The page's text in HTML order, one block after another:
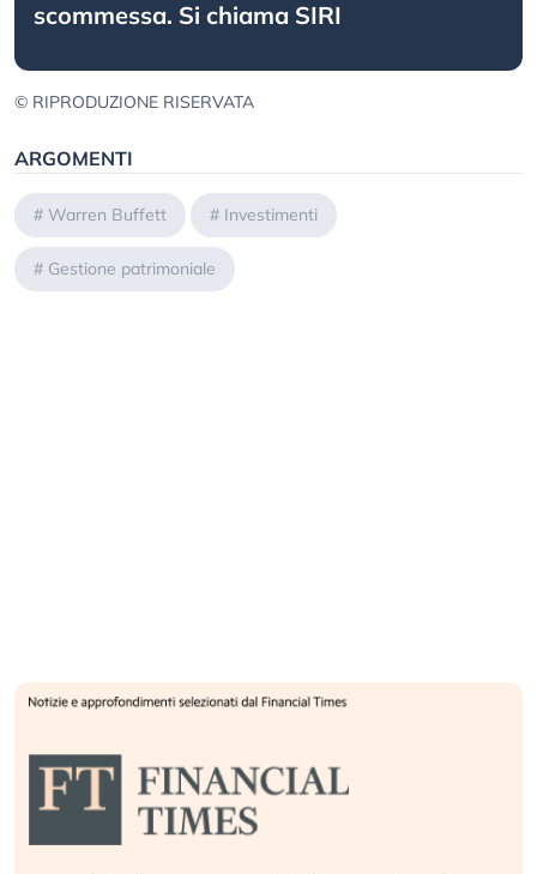
scommessa. Si chiama SIRI
© RIPRODUZIONE RISERVATA
ARGOMENTI
# Warren Buffett # Investimenti
# Gestione patrimoniale